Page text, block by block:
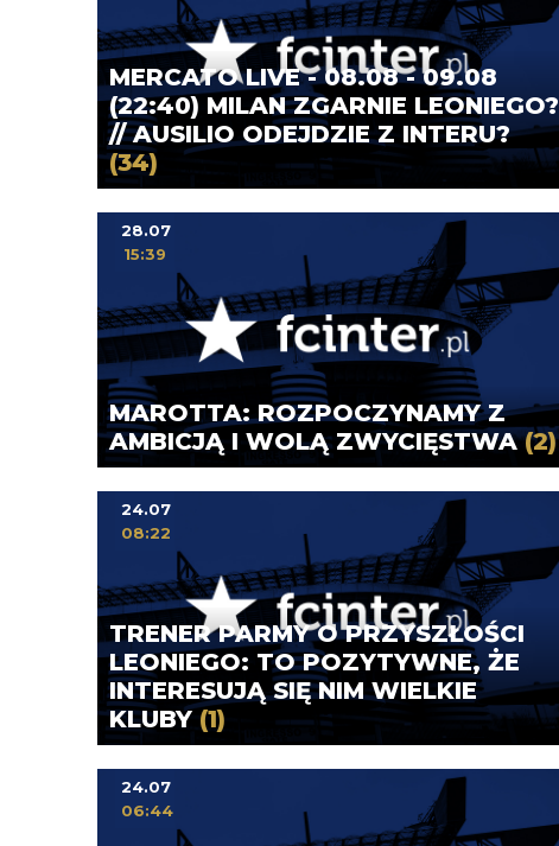
MERCATO LIVE - 08.08 - 09.08
(22:40) MILAN ZGARNIE LEONIEGO?
// AUSILIO ODEJDZIE Z INTERU?
(34)
MAROTTA: ROZPOCZYNAMY Z
AMBICJĄ I WOLĄ ZWYCIĘSTWA(2)
28.07
15:39
TRENER PARMY O PRZYSZŁOŚCI
LEONIEGO: TO POZYTYWNE, ŻE
INTERESUJĄ SIĘ NIM WIELKIE
KLUBY (1)
24.07
08:22
24.07
06:44